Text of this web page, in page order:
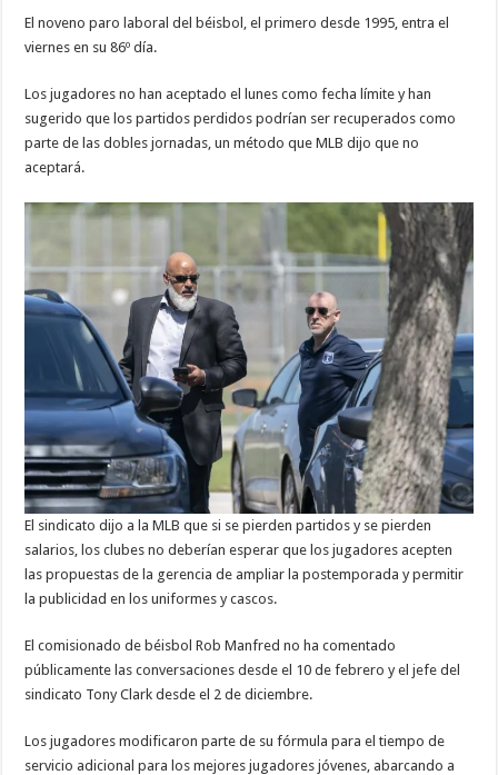
El noveno paro laboral del béisbol, el primero desde 1995, entra el
viernes en su 86º día.
Los jugadores no han aceptado el lunes como fecha límite y han
sugerido que los partidos perdidos podrían ser recuperados como
parte de las dobles jornadas, un método que MLB dijo que no
aceptará.
El sindicato dijo a la MLB que si se pierden partidos y se pierden
salarios, los clubes no deberían esperar que los jugadores acepten
las propuestas de la gerencia de ampliar la postemporada y permitir
la publicidad en los uniformes y cascos.
El comisionado de béisbol Rob Manfred no ha comentado
públicamente las conversaciones desde el 10 de febrero y el jefe del
sindicato Tony Clark desde el 2 de diciembre.
Los jugadores modificaron parte de su fórmula para el tiempo de
servicio adicional para los mejores jugadores jóvenes, abarcando a